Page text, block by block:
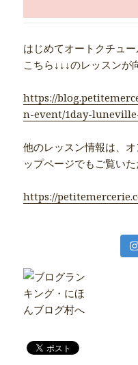
はじめてオートクチュ
こちら↓↓↓のレッスンが
https://
n-event/1day-
他のレッスン情報は、
ップページでもご覧いた
https://